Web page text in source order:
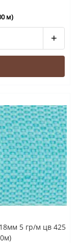
м)
+
5 гр/м цв 425